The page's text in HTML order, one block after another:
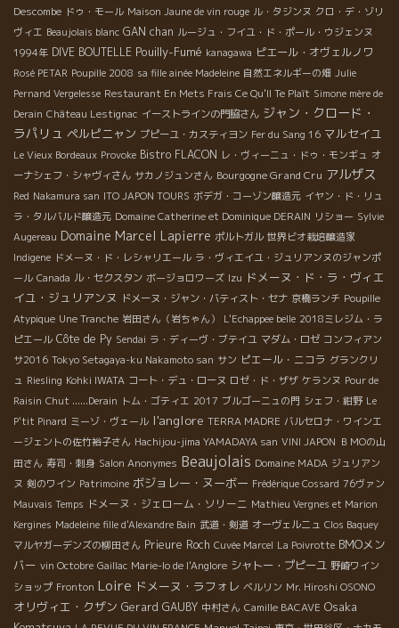
Descombe ドゥ・モール Maison Jaune de vin rouge ル・タジンヌ クロ・デ・ゾリ
ヴィエ Beaujolais blanc GAN chan ルージュ・フイユ・ド・ポール・ウジェンヌ
1994年 DIVE BOUTELLE Pouilly-Fumé kanagawa ピエール・オヴェルノワ
Rosé PETAR Poupille 2008 sa fille ainée Madeleine 自然エネルギーの畑 Julie
Pernand Vergelesse Restaurant En Mets Frais Ce Qu'Il Te Plaît Simone mère de
Derain Château Lestignac イーストラインの門脇さん ジャン・クロード・
ラパリュ ペルピニャン プピーユ・カスティヨン Fer du Sang 16 マルセイユ
Le Vieux Bordeaux Provoke Bistro FLACON レ・ヴィーニュ・ドゥ・モンギュ オ
ーナシェフ・シャヴィさん サカノジュンさん Bourgogne Grand Cru アルザス
Red Nakamura san ITO JAPON TOURS ボデガ・コーゾン醸造元 イヤン・ド・リュ
ラ・タルバルド醸造元 Domaine Catherine et Dominique DERAIN リショー Sylvie
Augereau Domaine Marcel Lapierre ポルトガル 世界ビオ栽培醸造家
Indigene ドメーヌ・ド・レシャリエール ラ・ヴィエイユ・ジュリアンヌのジャンポ
ール Canada ル・セクスタン ボージョロワーズ Izu ドメーヌ・ド・ラ・ヴィエ
イユ・ジュリアンヌ ドメーヌ・ジャン・バティスト・セナ 京橋ランチ Poupille
Atypique Une Tranche 岩田さん（岩ちゃん） L'Echappee belle 2018ミレジム・ラ
ピエール Côte de Py Sendai ラ・ディーヴ・ブテイユ マダム・ロゼ コンフィアン
サ2016 Tokyo Setagaya-ku Nakamoto san サン ピエール・ニコラ グランクリ
ュ Riesling Kohki IWATA コート・デュ・ローヌ ロゼ・ド・ザザ ケランヌ Pour de
Raisin Chut ......Derain トム・ゴティエ 2017 ブルゴーニュの門 シェフ・紺野 Le
P'tit Pinard ミーゾ・ヴェール l'anglore TERRA MADRE バルセロナ・ワインエ
ージェントの佐竹裕子さん Hachijou-jima YAMADAYA san VINI JAPON ＢＭОの山
田さん 寿司・刺身 Salon Anonymes Beaujolais Domaine MADA ジュリアン
ヌ 剣のワイン Patrimoine ボジョレー・ヌーボー Frédérique Cossard 76ヴァン
Mauvais Temps ドメーヌ・ジェローム・ソリーニ Mathieu Vergnes et Marion
Kergines Madeleine fille d'Alexandre Bain 武道・剣道 オーヴェルニュ Clos Baquey
マルヤガーデンズの柳田さん Prieure Roch Cuvée Marcel La Poivrotte BMOメン
バー vin Octobre Gaillac Marie-lo de l'Anglore シャトー・プピーユ 野崎ワイン
ショップ Fronton Loire ドメーヌ・ラフォレ ベルリン Mr. Hiroshi OSONO
オリヴィエ・クザン Gerard GAUBY 中村さん Camille BACAVE Osaka